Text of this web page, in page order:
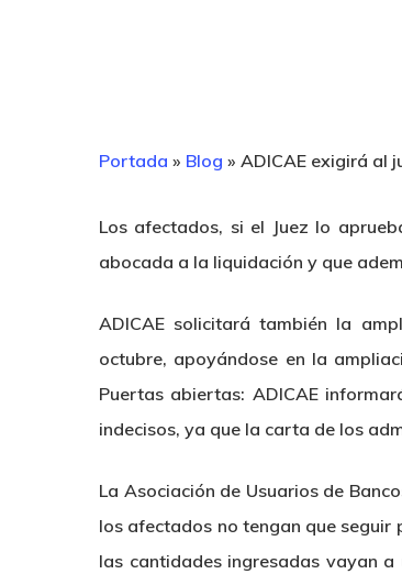
Portada » Blog » ADICAE exigirá al
Los afectados, si el Juez lo
abocada a la liquidación y que
ADICAE solicitará también la
octubre, apoyándose en la
Puertas abiertas: ADICAE
indecisos, ya que la carta de los
La Asociación de Usuarios de
los afectados no tengan que seguir
las cantidades ingresadas vayan